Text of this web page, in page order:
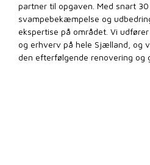
partner til opgaven. Med snart
svampebekæmpelse og
ekspertise på området. Vi
og erhverv på hele Sjælland, og
den efterfølgende renovering og